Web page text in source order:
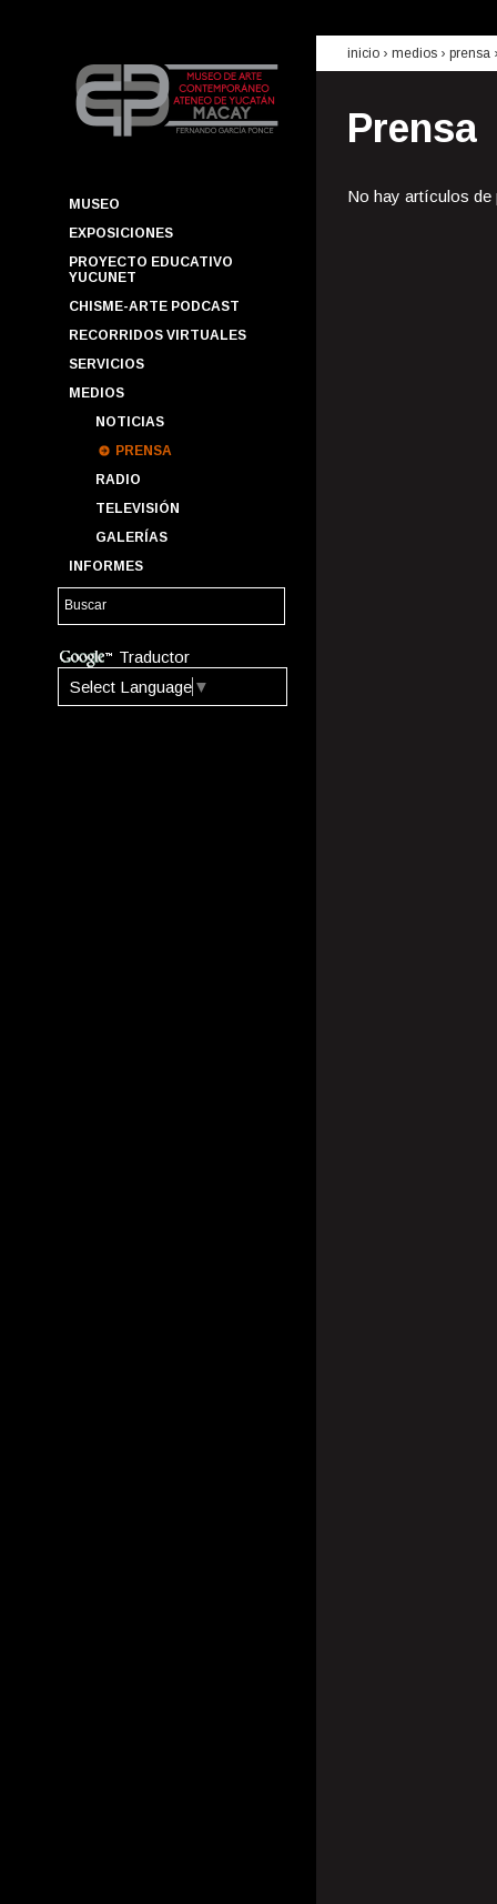
MUSEO
EXPOSICIONES
PROYECTO EDUCATIVO
YUCUNET
CHISME-ARTE PODCAST
RECORRIDOS VIRTUALES
SERVICIOS
MEDIOS
NOTICIAS
PRENSA
RADIO
TELEVISIÓN
GALERÍAS
INFORMES
Traductor
Select Language ▼
inicio › medios › prensa
Prensa
No hay artículos de